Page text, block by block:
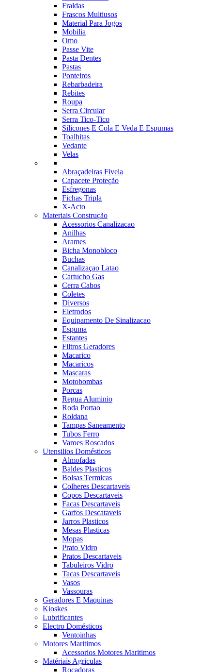
Fraldas
Frascos Multiusos
Material Para Jogos
Mobilia
Omo
Passe Vite
Pasta Dentes
Pastas
Ponteiros
Rebarbadeira
Rebites
Roupa
Serra Circular
Serra Tico-Tico
Silicones E Cola E Veda E Espumas
Toalhitas
Vedante
Velas
Abraçadeiras Fivela
Capacete Proteção
Esfregonas
Fichas Tripla
X-Acto
Materiais Construção
Acessorios Canalizacao
Anilhas
Arames
Bicha Monobloco
Buchas
Canalizaçao Latao
Cartucho Gas
Cerra Cabos
Coletes
Diversos
Eletrodos
Equipamento De Sinalizacao
Espuma
Estantes
Filtros Geradores
Macarico
Macaricos
Mascaras
Motobombas
Porcas
Regua Aluminio
Roda Portao
Roldana
Tampas Saneamento
Tubos Ferro
Varoes Roscados
Utensilios Domésticos
Almofadas
Baldes Plasticos
Bolsas Termicas
Colheres Descartaveis
Copos Descartaveis
Facas Descartaveis
Garfos Descataveis
Jarros Plasticos
Mesas Plasticas
Mopas
Prato Vidro
Pratos Descartaveis
Tabuleiros Vidro
Tacas Descartaveis
Vasos
Vassouras
Geradores E Maquinas
Kioskes
Lubrificantes
Electro Domésticos
Ventoinhas
Motores Maritimos
Acessorios Motores Maritimos
Matériais Agriculas
Roçadoras